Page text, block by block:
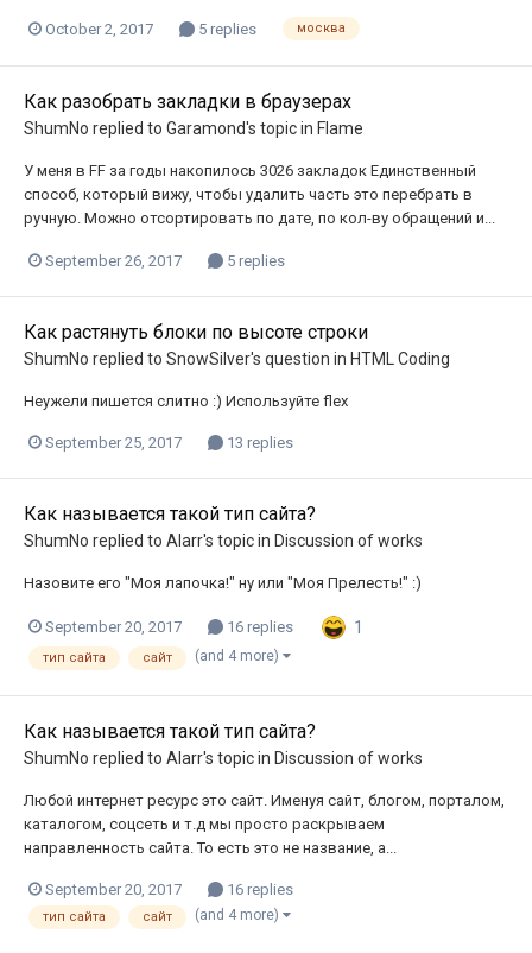
October 2, 2017 5 replies москва
Как разобрать закладки в браузерах
ShumNo replied to Garamond's topic in Flame
У меня в FF за годы накопилось 3026 закладок Единственный
способ, который вижу, чтобы удалить часть это перебрать в
ручную. Можно отсортировать по дате, по кол-ву обращений и...
September 26, 2017 5 replies
Как растянуть блоки по высоте строки
ShumNo replied to SnowSilver's question in HTML Coding
Неужели пишется слитно :) Используйте flex
September 25, 2017 13 replies
Как называется такой тип сайта?
ShumNo replied to Alarr's topic in Discussion of works
Назовите его "Моя лапочка!" ну или "Моя Прелесть!" :)
September 20, 2017 16 replies 1
тип сайта сайт (and 4 more)
Как называется такой тип сайта?
ShumNo replied to Alarr's topic in Discussion of works
Любой интернет ресурс это сайт. Именуя сайт, блогом, порталом,
каталогом, соцсеть и т.д мы просто раскрываем
направленность сайта. То есть это не название, а...
September 20, 2017 16 replies
тип сайта сайт (and 4 more)